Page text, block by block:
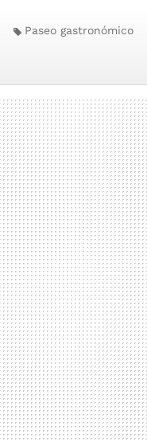
Paseo gastronómico